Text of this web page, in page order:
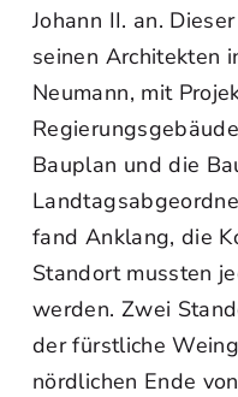
Johann II. an.
seinen Architekten
Neumann, mit
Bauplan und die
fand Anklang, die
Standort mussten
werden. Zwei
der fürstliche
nördlichen Ende